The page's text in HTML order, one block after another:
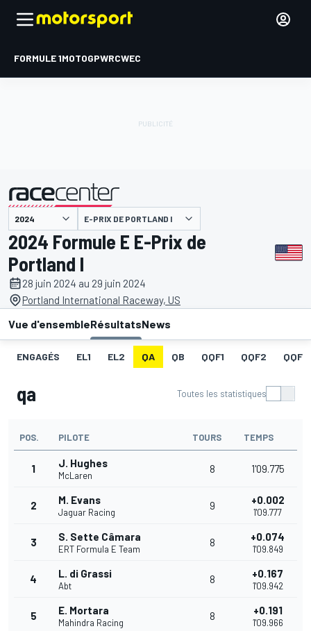
FORMULE 1MOTOGPWRCWEC
présenté par E-PRIX DE PORTLAND I
2024 Formule E E-Prix de
Portland I
28 juin 2024 au 29 juin 2024
Portland International Raceway, US
Vue d'ensembleRésultatsNews
ENGAGÉS EL1 EL2 QA QB QQF1 QQF2 QQF3
qa Toutes les statistiques
POS. PILOTE TOURS TEMPS
1 J. Hughes
McLaren
8 1'09.775
2 M. Evans
Jaguar Racing
9 +0.002
1'09.777
3 S. Sette Câmara
ERT Formula E Team
8 +0.074
1'09.849
4 L. di Grassi
Abt
8 +0.167
1'09.942
5 E. Mortara
Mahindra Racing
8 +0.191
1'09.966